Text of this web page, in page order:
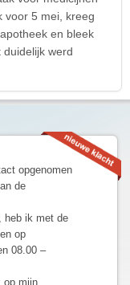
voor 5 mei, kreeg
en bleek
werd
opgenomen
de
heb ik met de
op
08.00 –
op mijn